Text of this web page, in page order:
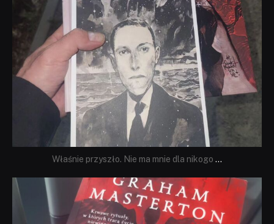
Właśnie przyszło. Nie ma mnie dla nikogo ...
dobryhorror
Sie 23